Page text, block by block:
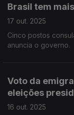
Brasil tem
17 out. 2025
Cinco postos
anuncia o governo.
Voto da
eleições
16 out. 2025